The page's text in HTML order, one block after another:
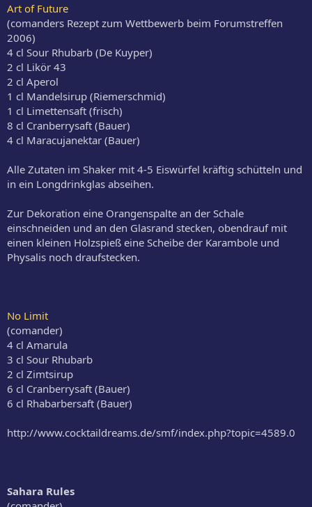
Art of Future
(comanders Rezept zum Wettbewerb beim Forumstreffen
2006)
4 cl Sour Rhubarb (De Kuyper)
2 cl Likör 43
2 cl Aperol
1 cl Mandelsirup (Riemerschmid)
1 cl Limettensaft (frisch)
8 cl Cranberrysaft (Bauer)
4 cl Maracujanektar (Bauer)
Alle Zutaten im Shaker mit 4-5 Eiswürfel kräftig schütteln und
in ein Longdrinkglas abseihen.
Zur Dekoration eine Orangenspalte an der Schale
einschneiden und an den Glasrand stecken, obendrauf mit
einen kleinen Holzspieß eine Scheibe der Karambole und
Physalis noch draufstecken.
No Limit
(comander)
4 cl Amarula
3 cl Sour Rhubarb
2 cl Zimtsirup
6 cl Cranberrysaft (Bauer)
6 cl Rhabarbersaft (Bauer)
http://www.cocktaildreams.de/smf/index.php?topic=4589.0
Sahara Rules